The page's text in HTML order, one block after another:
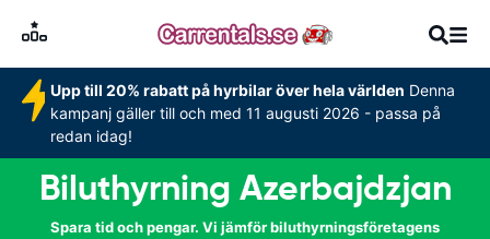
Upp till 20% rabatt på hyrbilar över hela världen Denna
kampanj gäller till och med 11 augusti 2026 - passa på
redan idag!
Biluthyrning Azerbajdzjan
Spara tid och pengar. Vi jämför biluthyrningsföretagens